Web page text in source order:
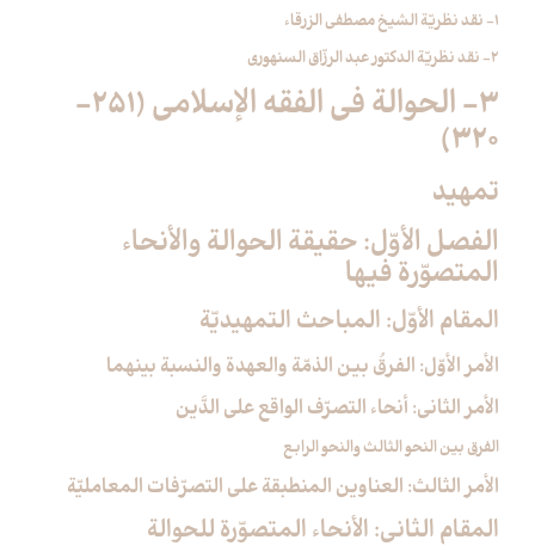
1- نقد نظريّة الشيخ مصطفى الزرقاء
2- نقد نظريّة الدكتور عبد الرزّاق السنهوري
3- الحوالة في الفقه الإسلامي (251-
320)
تمهيد
الفصل الأوّل: حقيقة الحوالة والأنحاء
المتصوّرة فيها
المقام الأوّل: المباحث التمهيديّة
الأمر الأوّل: الفرقُ بين الذمّة والعهدة والنسبة بينهما
الأمر الثاني: أنحاء التصرّف الواقع على الدَّين
الفرق بين النحو الثالث والنحو الرابع
الأمر الثالث: العناوين المنطبقة على التصرّفات المعامليّة
المقام الثاني: الأنحاء المتصوّرة للحوالة